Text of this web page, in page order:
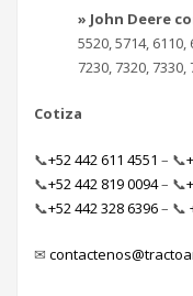
» John Deere
5520, 5714, 6110,
7230, 7320, 7330,
Cotiza
📞+52 442 611 4551 – 📞
📞+52 442 819 0094– 📞
📞+52 442 328 6396– 📞
✉